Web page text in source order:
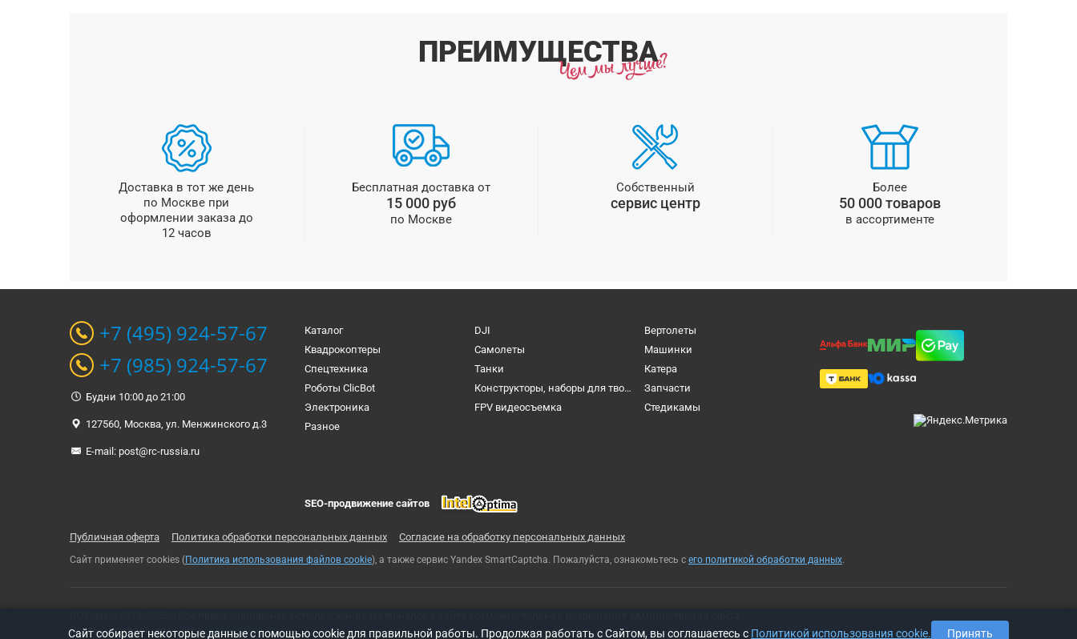
ПРЕИМУЩЕСТВА
Доставка в тот же день
по Москве при
оформлении заказа до
12 часов
Бесплатная доставка от
15 000 руб
по Москве
Собственный
сервис центр
Более
50 000 товаров
в ассортименте
+7 (495) 924-57-67
+7 (985) 924-57-67
Будни 10:00 до 21:00
127560, Москва, ул. Менжинского д.3
E-mail: post@rc-russia.ru
Каталог DJI
Вертолеты
Квадрокоптеры
Самолеты
Машинки
Спецтехника
Танки
Катера
Роботы ClicBot
Конструкторы, наборы для творчества и настольные игры
Запчасти
Электроника
FPV видеосъемка
Cтедикамы
Разное
SEO-продвижение сайтов
Публичная оферта Политика обработки персональных данных Согласие на обработку персональных данных
Сайт применяет cookies (Политика использования файлов cookie), а также сервис Yandex SmartCaptcha. Пожалуйста, ознакомьтесь с его политикой обработки данных.
Связь с владельцем сайта: t-rex500@ya.ru
Cайт собирает некоторые данные с помощью cookie для правильной работы. Продолжая работать с Сайтом, вы соглашаетесь с Политикой использования cookie. Принять